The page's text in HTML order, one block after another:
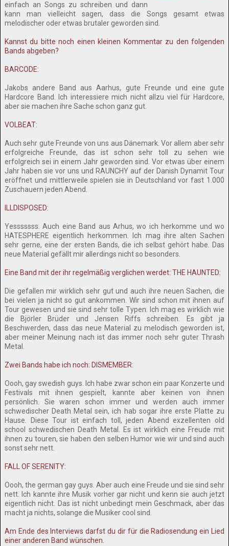
einfach an Songs zu schreiben und dann
kann man vielleicht sagen, dass die Songs gesamt etwas
melodischer oder etwas brutaler geworden sind.
Kannst du bitte noch einen kleinen Kommentar zu den folgenden
Bands abgeben?
BARCODE:
Jakobs andere Band aus Aarhus, gute Freunde und eine gute
Hardcore Band. Ich interessiere mich nicht allzu viel für Hardcore,
aber sie machen ihre Sache schon ganz gut.
VOLBEAT:
Auch sehr gute Freunde von uns aus Dänemark. Vor allem aber sehr
erfolgreiche Freunde, das ist schon sehr toll zu sehen wie
erfolgreich sei in einem Jahr geworden sind. Vor etwas über einem
Jahr haben sie vor uns und RAUNCHY auf der Danish Dynamit Tour
eröffnet und mittlerweile spielen sie in Deutschland vor fast 1.000
Zuschauern jeden Abend.
ILLDISPOSED:
Yesssssss. Auch eine Band aus Arhus, wo ich herkomme und wo
HATESPHERE eigentlich herkommen. Ich mag ihre alten Sachen
sehr gerne, eine der ersten Bands, die ich selbst gehört habe. Das
neue Material gefällt mir allerdings nicht so besonders.
Eine Band mit der ihr regelmäßig verglichen werdet: THE HAUNTED:
Die gefallen mir wirklich sehr gut und auch ihre neuen Sachen, die
bei vielen ja nicht so gut ankommen. Wir sind schon mit ihnen auf
Tour gewesen und sie sind sehr tolle Typen. Ich mag es wirklich wie
die Björler Brüder und Jensen Riffs schreiben. Es gibt ja
Beschwerden, dass das neue Material zu melodisch geworden ist,
aber meiner Meinung nach ist das immer noch sehr guter Thrash
Metal.
Zwei Bands habe ich noch: DISMEMBER:
Oooh, gay swedish guys. Ich habe zwar schon ein paar Konzerte und
Festivals mit ihnen gespielt, kannte aber keinen von ihnen
persönlich. Sie waren schon immer und werden auch immer
schwedischer Death Metal sein, ich hab sogar ihre erste Platte zu
Hause. Diese Tour ist einfach toll, jeden Abend exzellenten old
school schwedischen Death Metal. Es ist wirklich eine Freude mit
ihnen zu touren, sie haben den selben Humor wie wir und sind auch
sonst sehr nett.
FALL OF SERENITY:
Oooh, the german gay guys. Aber auch eine Freude und sie sind sehr
nett. Ich kannte ihre Musik vorher gar nicht und kenn sie auch jetzt
eigentlich nicht. Das ist nicht unbedingt mein Geschmack, aber das
macht ja nichts, solange die Musiker cool sind.
Am Ende des Interviews darfst du dir für die Radiosendung ein Lied
einer anderen Band wünschen.